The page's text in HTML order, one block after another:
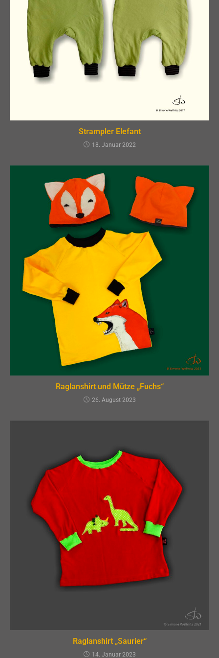
Strampler Elefant
18. Januar 2022
Raglanshirt und Mütze „Fuchs“
26. August 2023
Raglanshirt „Saurier“
14. Januar 2023